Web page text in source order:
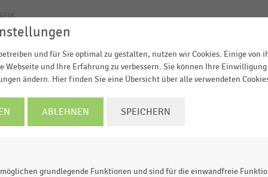
des Einzelhandels
im Einzelhandel (2019)
und für Sie optimal zu gestalten, nutzen wir Cookies. Einige von
Webseite und Ihre Erfahrung zu verbessern. Sie können Ihre
ändern. Hier finden Sie eine Übersicht über alle verwendeten
ABLEHNEN SPEICHERN
grundlegende Funktionen und sind für die einwandfreie